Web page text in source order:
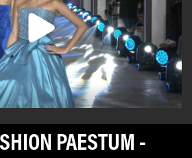
PAESTUM -